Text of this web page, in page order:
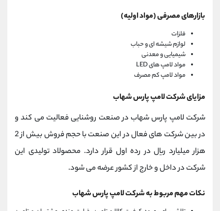
بازارهای مصرفی (مواد اولیه)
فلزات
لوازم شیشه ای و حباب
شیمیایی و معدنی
مواد لامپ های LED
مواد لامپ کم مصرف
مزایای شرکت لامپ پارس شهاب
شرکت لامپ پارس شهاب در صنعت روشنایی فعالیت می کند و
در بین شرکت های فعال در این صنعت با حجم فروش بیش از 2
هزار میلیارد ریال در رده اول قرار دارد. محصولاد تولیدی این
شرکت در داخل و خارج از کشور عرضه می شود.
نکات مهم مربوط به شرکت لامپ پارس شهاب